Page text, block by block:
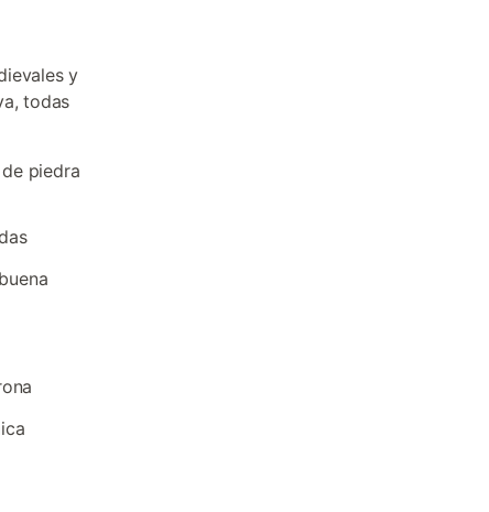
y
todas
piedra